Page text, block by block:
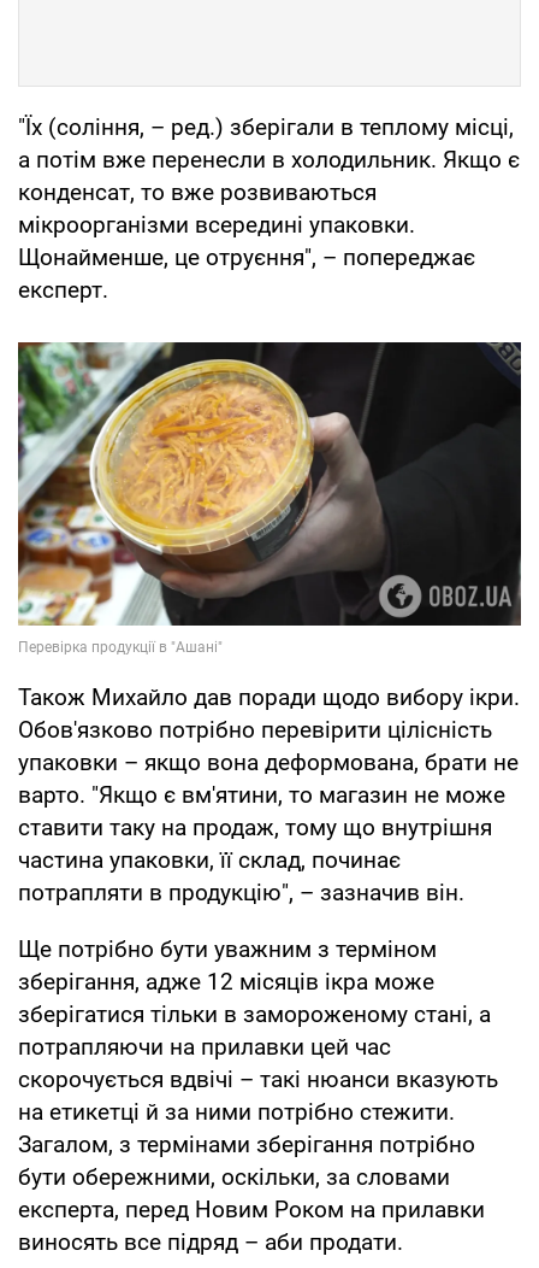
"Їх (соління, – ред.) зберігали в теплому місці,
а потім вже перенесли в холодильник. Якщо є
конденсат, то вже розвиваються
мікроорганізми всередині упаковки.
Щонайменше, це отруєння", – попереджає
експерт.
Також Михайло дав поради щодо вибору ікри.
Обов'язково потрібно перевірити цілісність
упаковки – якщо вона деформована, брати не
варто. "Якщо є вм'ятини, то магазин не може
ставити таку на продаж, тому що внутрішня
частина упаковки, її склад, починає
потрапляти в продукцію", – зазначив він.
Ще потрібно бути уважним з терміном
зберігання, адже 12 місяців ікра може
зберігатися тільки в замороженому стані, а
потрапляючи на прилавки цей час
скорочується вдвічі – такі нюанси вказують
на етикетці й за ними потрібно стежити.
Загалом, з термінами зберігання потрібно
бути обережними, оскільки, за словами
експерта, перед Новим Роком на прилавки
виносять все підряд – аби продати.